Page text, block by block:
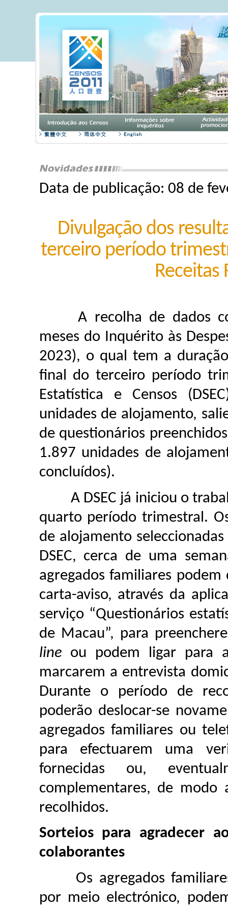
Data de publicação: 08 de
Divulgação dos
terceiro período
Receitas
A recolha de dados
meses do Inquérito às
2023), o qual tem a
final do terceiro período
Estatística e Censos
unidades de alojamento,
de questionários
1.897 unidades de
concluídos).
A DSEC já iniciou o
quarto período trimestral.
de alojamento
DSEC, cerca de uma
agregados familiares
carta-aviso, através da
serviço “Questionários
de Macau”, para
line ou podem ligar para
marcarem a entrevista
Durante o período de
poderão deslocar-se
agregados familiares ou
para efectuarem uma
fornecidas ou,
complementares, de modo
recolhidos.
Sorteios para agradecer
colaborantes
Os agregados
por meio electrónico,